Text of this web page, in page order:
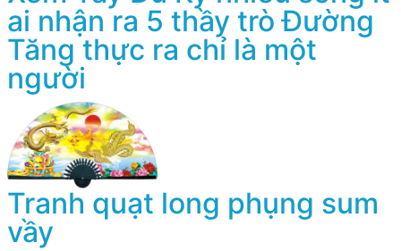
ai nhận ra 5 thầy trò Đường
Tăng thực ra chỉ là một
người
Tranh quạt long phụng sum
vầy